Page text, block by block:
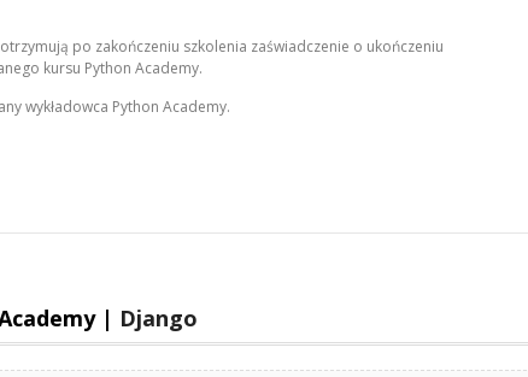
po zakończeniu szkolenia zaświadczenie o ukończeniu
kursu Python Academy.
wykładowca Python Academy.
| Django